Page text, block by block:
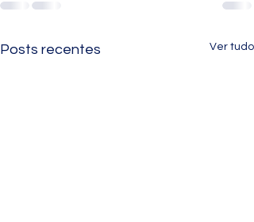
Posts recentes Ver tudo